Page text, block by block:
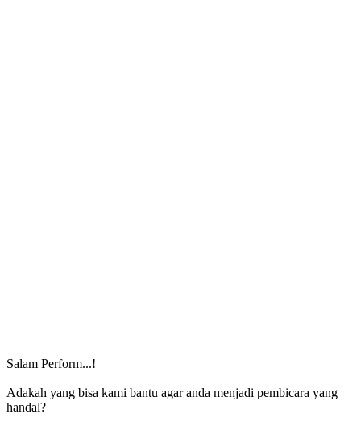
Salam Perform...!
Adakah yang bisa kami bantu agar anda menjadi pembicara yang
handal?